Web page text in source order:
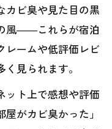
カビ臭や見た目の黒
風――これらが宿泊
レームや低評価レビ
見られます。
ット上で感想や評価
がカビ臭かった」